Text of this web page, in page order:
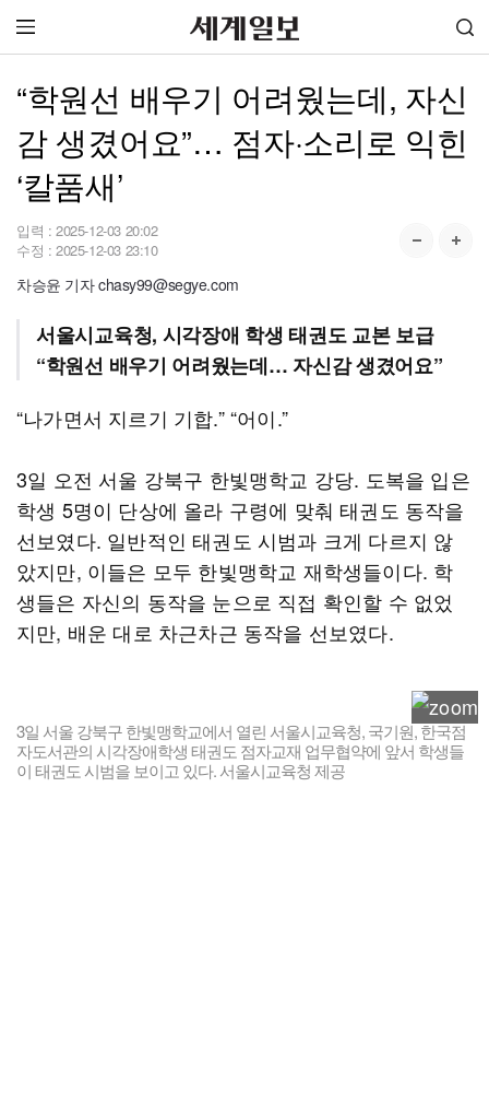
“학원선 배우기 어려웠는데, 자신
감 생겼어요”… 점자·소리로 익힌
‘칼품새’
입력 : 2025-12-03 20:02
수정 : 2025-12-03 23:10
차승윤 기자 chasy99@segye.com
서울시교육청, 시각장애 학생 태권도 교본 보급
“학원선 배우기 어려웠는데… 자신감 생겼어요”
“나가면서 지르기 기합.” “어이.”
3일 오전 서울 강북구 한빛맹학교 강당. 도복을 입은
학생 5명이 단상에 올라 구령에 맞춰 태권도 동작을
선보였다. 일반적인 태권도 시범과 크게 다르지 않
았지만, 이들은 모두 한빛맹학교 재학생들이다. 학
생들은 자신의 동작을 눈으로 직접 확인할 수 없었
지만, 배운 대로 차근차근 동작을 선보였다.
3일 서울 강북구 한빛맹학교에서 열린 서울시교육청, 국기원, 한국점
자도서관의 시각장애학생 태권도 점자교재 업무협약에 앞서 학생들
이 태권도 시범을 보이고 있다. 서울시교육청 제공